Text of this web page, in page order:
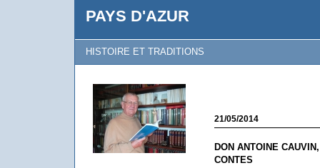
PAYS D'AZUR
HISTOIRE ET TRADITIONS
21/05/2014
DON ANTOINE
CONTES